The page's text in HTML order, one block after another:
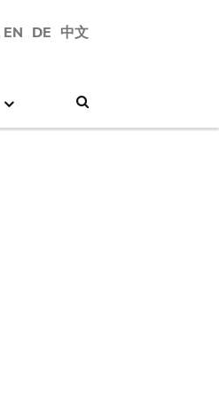
EN DE 中文